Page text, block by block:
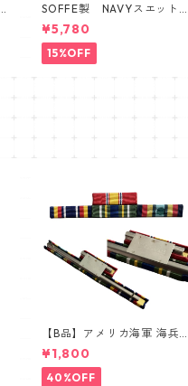
SOFFE製 NAVYスエット
ンツ
¥5,780
15%OFF
【B品】アメリカ海軍 海兵
① リボンバー 略綬SALE
¥1,800
40%OFF